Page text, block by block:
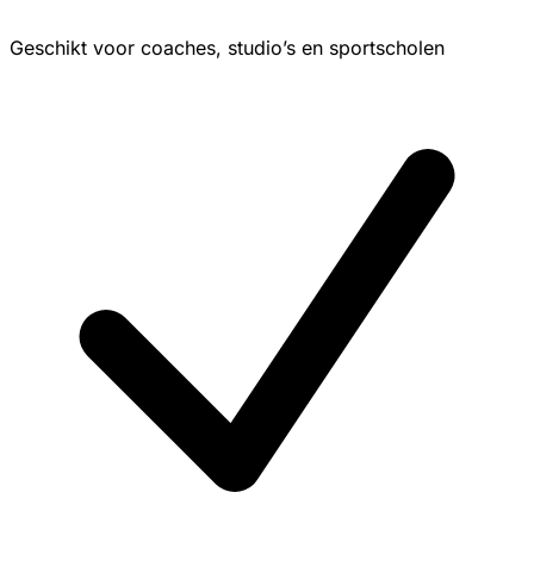
Geschikt voor coaches, studio’s en sportscholen